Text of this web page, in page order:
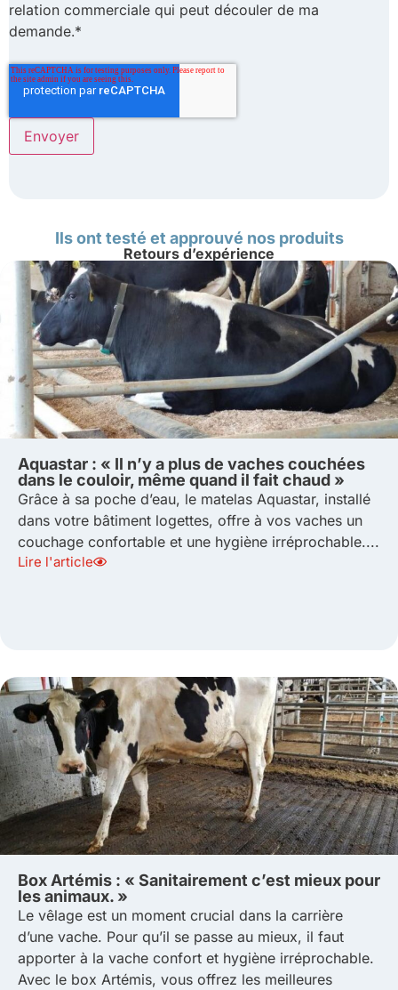
relation commerciale qui peut découler de ma
demande.*
Ils ont testé et approuvé nos produits
Retours d’expérience
Aquastar : « Il n’y a plus de vaches couchées
dans le couloir, même quand il fait chaud »
Grâce à sa poche d’eau, le matelas Aquastar, installé
dans votre bâtiment logettes, offre à vos vaches un
couchage confortable et une hygiène irréprochable....
Lire l'article
Box Artémis : « Sanitairement c’est mieux pour
les animaux. »
Le vêlage est un moment crucial dans la carrière
d’une vache. Pour qu’il se passe au mieux, il faut
apporter à la vache confort et hygiène irréprochable.
Avec le box Artémis, vous offrez les meilleures